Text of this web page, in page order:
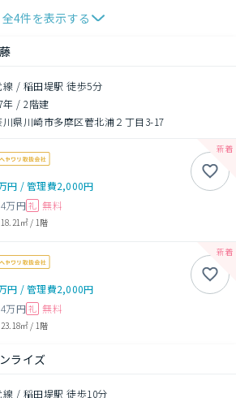
全4件を表示する
線 / 稲田堤駅 徒歩5分
年 /2階建
川県川崎市多摩区菅北浦２丁目3-17
円 /管理費2,000円
4万円 礼 無料
18.21㎡ / 1階
円 /管理費2,000円
4万円 礼 無料
23.18㎡ / 1階
ライズ
線 / 稲田堤駅 徒歩10分